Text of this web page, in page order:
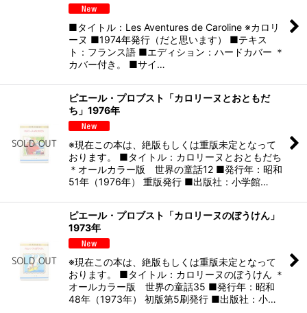
■タイトル：Les Aventures de Caroline ※カロリ
ーヌ ■1974年発行（だと思います） ■テキス
ト：フランス語 ■エディション：ハードカバー ＊
カバー付き。 ■サイ…
ピエール・プロブスト「カロリーヌとおともだ
ち」1976年
※現在この本は、絶版もしくは重版未定となって
おります。 ■タイトル：カロリーヌとおともだち
＊オールカラー版 世界の童話12 ■発行年：昭和
51年（1976年） 重版発行 ■出版社：小学館…
ピエール・プロブスト「カロリーヌのぼうけん」
1973年
※現在この本は、絶版もしくは重版未定となって
おります。 ■タイトル：カロリーヌのぼうけん ＊
オールカラー版 世界の童話35 ■発行年：昭和
48年（1973年） 初版第5刷発行 ■出版社：小…